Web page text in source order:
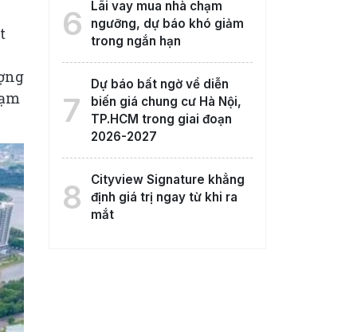
6
Lãi vay mua nhà chạm
ngưỡng, dự báo khó giảm
trong ngắn hạn
7
Dự báo bất ngờ về diễn
biến giá chung cư Hà Nội,
TP.HCM trong giai đoạn
2026-2027
8
Cityview Signature khẳng
định giá trị ngay từ khi ra
mắt